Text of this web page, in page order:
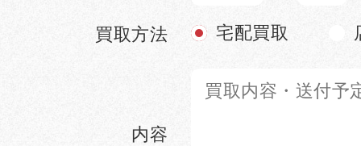
買取方法 宅配買取
内容